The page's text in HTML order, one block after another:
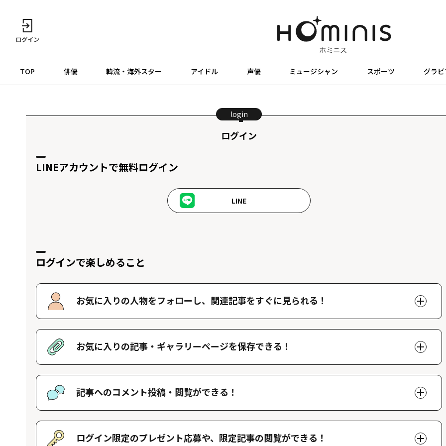
TOP 俳優 韓流・海外スター アイドル 声優 ミュージシャン スポーツ グラ
login
ログイン
LINEアカウントで無料ログイン
LINE
ログインで楽しめること
お気に入りの人物をフォローし、 関連記事をすぐに見られる！
好きな人物をフォローすることで、マイページで好きな人物の関連記事を閲覧することができま
す。好きな人物一覧はマイページで確認できます。
お気に入りの記事・ ギャラリーページを保存できる！
好きな記事やギャラリーページを保存し、マイページでいつでも閲覧することができます。
記事へのコメント投稿・ 閲覧ができる！
記事に対して応援や感想などのコメントができ、他のファンが投稿したコメントを読むことがで
きます。
ログイン限定のプレゼント応募や、 限定記事の閲覧ができる！